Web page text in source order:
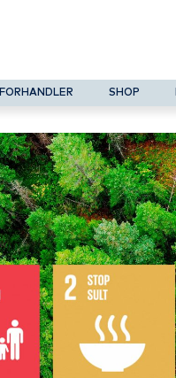
FORHANDLER SHOP